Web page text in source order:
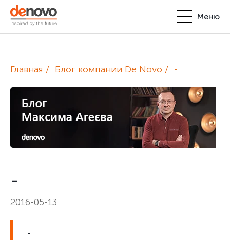
Меню
Партнерство
+380-44-200-93-39
request@denovo.ua
UA
Главная Блог компании De Novo -
-
2016-05-13
-